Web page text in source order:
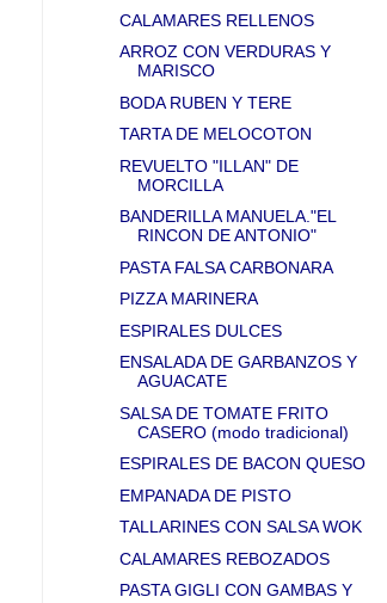
CALAMARES RELLENOS
ARROZ CON VERDURAS Y
MARISCO
BODA RUBEN Y TERE
TARTA DE MELOCOTON
REVUELTO "ILLAN" DE
MORCILLA
BANDERILLA MANUELA."EL
RINCON DE ANTONIO"
PASTA FALSA CARBONARA
PIZZA MARINERA
ESPIRALES DULCES
ENSALADA DE GARBANZOS Y
AGUACATE
SALSA DE TOMATE FRITO
CASERO (modo tradicional)
ESPIRALES DE BACON QUESO
EMPANADA DE PISTO
TALLARINES CON SALSA WOK
CALAMARES REBOZADOS
PASTA GIGLI CON GAMBAS Y